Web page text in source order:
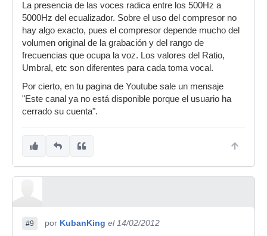
La presencia de las voces radica entre los 500Hz a
5000Hz del ecualizador. Sobre el uso del compresor no
hay algo exacto, pues el compresor depende mucho del
volumen original de la grabación y del rango de
frecuencias que ocupa la voz. Los valores del Ratio,
Umbral, etc son diferentes para cada toma vocal.
Por cierto, en tu pagina de Youtube sale un mensaje
"Este canal ya no está disponible porque el usuario ha
cerrado su cuenta".
#9 por KubanKing el 14/02/2012